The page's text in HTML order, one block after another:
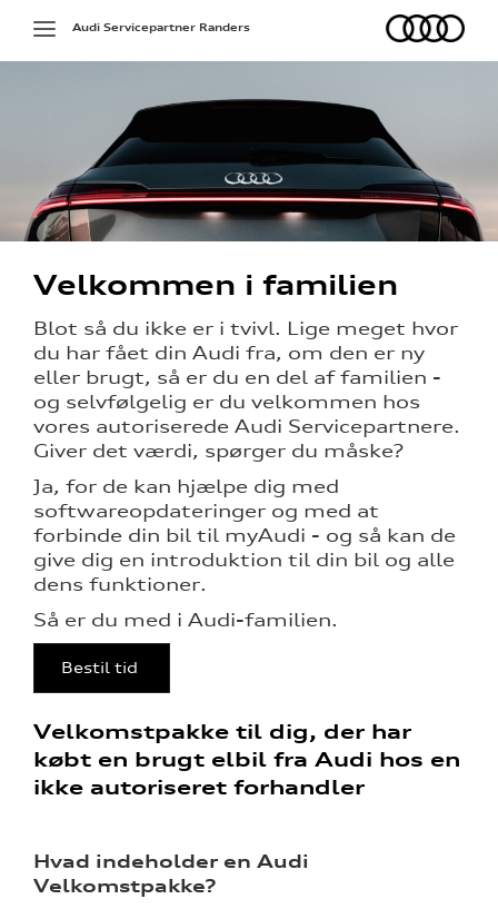
værkstedet
5 år?
elbiler
til
Toggle
navigation
Audi
Audi Servicepartner Randers
Velkommen i familien
Blot så du ikke er i tvivl. Lige meget hvor
du har fået din Audi fra, om den er ny
eller brugt, så er du en del af familien -
og selvfølgelig er du velkommen hos
vores autoriserede Audi Servicepartnere.
Giver det værdi, spørger du måske?
Ja, for de kan hjælpe dig med
softwareopdateringer og med at
forbinde din bil til myAudi - og så kan de
give dig en introduktion til din bil og alle
dens funktioner.
Så er du med i Audi-familien.
Bestil tid
Velkomstpakke til dig, der har
købt en brugt elbil fra Audi hos en
ikke autoriseret forhandler
Hvad indeholder en Audi
Velkomstpakke?